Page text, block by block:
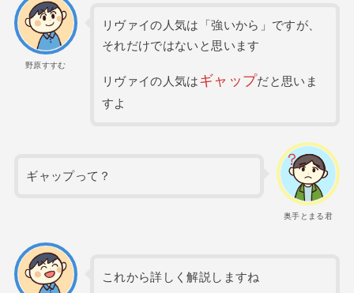
野原すすむ
リヴァイの人気は「強いから」ですが、
それだけではないと思います
リヴァイの人気はギャップだと思いま
すよ
奥手とまる君
ギャップって？
これから詳しく解説しますね